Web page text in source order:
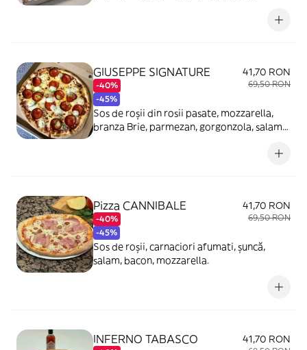
GIUSEPPE SIGNATURE
-40%
-45%
41,70 RON
69,50 RON
Sos de roșii din rosii pasate, mozzarella,
branza Brie, parmezan, gorgonzola, salam
Pizza CANNIBALE
-40%
-45%
41,70 RON
69,50 RON
Sos de roșii, carnaciori afumati, șuncă,
salam, bacon, mozzarella.
INFERNO TABASCO 41,70 RON